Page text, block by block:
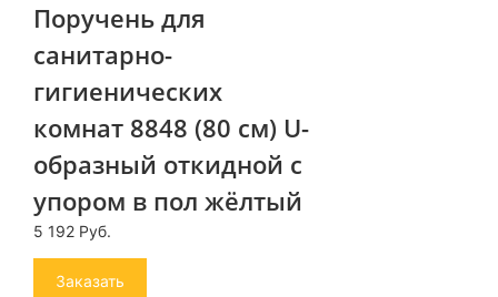
Поручень для
санитарно-
гигиенических
комнат 8848 (80 см) U-
образный откидной с
упором в пол жёлтый
5 192 Руб.
Заказать